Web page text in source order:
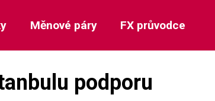
Měnové páry FX průvodce
podporu